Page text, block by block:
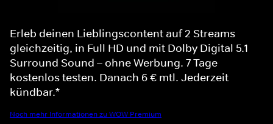
Erleb deinen Lieblingscontent auf 2 Streams
gleichzeitig, in Full HD und mit Dolby Digital 5.1
Surround Sound – ohne Werbung. 7 Tage
kostenlos testen. Danach 6 € mtl. Jederzeit
kündbar.*
Noch mehr Informationen zu WOW Premium